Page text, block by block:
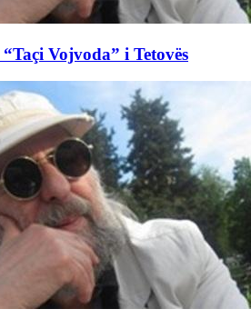
Vojvoda” i Tetovës